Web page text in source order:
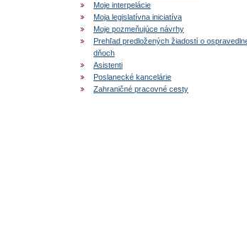
Moje interpelácie
Moja legislatívna iniciatíva
Moje pozmeňujúce návrhy
Prehľad predložených žiadostí o
dňoch
Asistenti
Poslanecké kancelárie
Zahraničné pracovné cesty